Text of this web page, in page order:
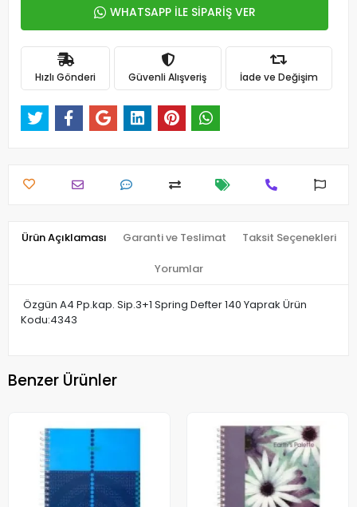
WHATSAPP İLE SİPARİŞ VER
Hızlı Gönderi Güvenli Alışveriş İade ve Değişim
Ürün Açıklaması Garanti ve Teslimat Taksit Seçenekleri
Yorumlar
Özgün A4 Pp.kap. Sip.3+1 Spring Defter 140 Yaprak Ürün
Kodu:4343
Benzer Ürünler